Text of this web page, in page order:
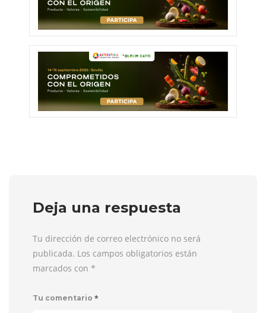
Deja una respuesta
Tu dirección de correo electrónico no será
publicada. Los campos obligatorios están
marcados con *
Tu comentario *